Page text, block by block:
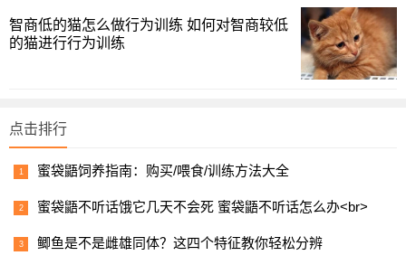
生人交流，尤其当家长不在身边时，他们和陌生人交流程度
要大大高于没经历过家暴的孩子
智商低的猫怎么做行为训练 如何对智商较低
的猫进行行为训练
点击排行
蜜袋鼯饲养指南：购买/喂食/训练方法大全
蜜袋鼯不听话饿它几天不会死 蜜袋鼯不听话怎么办<br>
鲫鱼是不是雌雄同体？这四个特征教你轻松分辨